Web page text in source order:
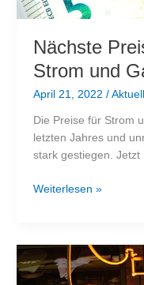
Nächste
Strom und
April 21, 2022 /
Die Preise für Strom
letzten Jahres und
stark gestiegen. Jetzt
Nächste
und
Gas
Weiterlesen »